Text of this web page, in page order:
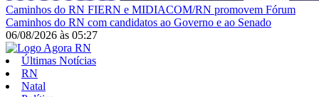
Caminhos do RN FIERN e MIDIACOM/RN promovem Fórum
Caminhos do RN com candidatos ao Governo e ao Senado
06/08/2026 às 05:27
Últimas Notícias
RN
Natal